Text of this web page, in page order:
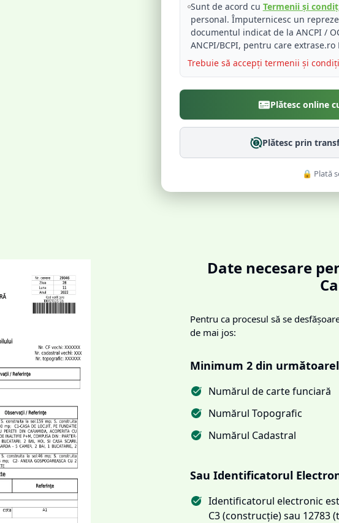
Sunt de acord cu Termenii și
personal. Împuternicesc un
documentul indicat de la ANCPI /
ANCPI/BCPI, pentru care
Trebuie să accepți termenii și
Plătesc online
Plătesc prin
🔒 Plată
Date necesare
Pentru ca procesul să se
de mai jos:
Minimum 2 din
Numărul de carte funciară
Numărul Topografic
Numărul Cadastral
Sau Identificatorul
Identificatorul electronic
C3 (construcție) sau 12783